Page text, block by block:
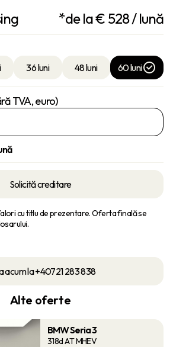
*de la € 528/ lună
36 luni 48 luni 60 luni
TVA, euro)
Solicită creditare
cu titlu de prezentare. Oferta finală se
acum la +40721 283 838
Alte oferte
BMW Seria 3
318d AT MHEV